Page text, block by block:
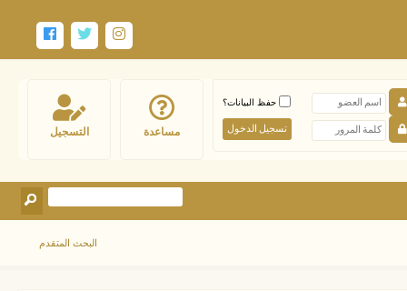
التسجيل مساعدة
حفظ البيانات؟
البحث المتقدم